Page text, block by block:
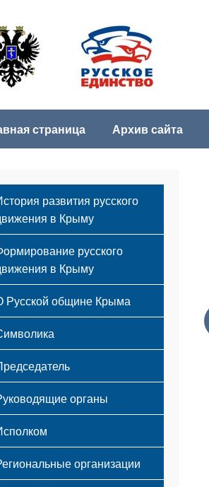
страница Архив сайта
развития русского
в Крыму
русского
в Крыму
Крым
Русской общине Крыма
становления
деятельности
Мероприятия
органы
организации